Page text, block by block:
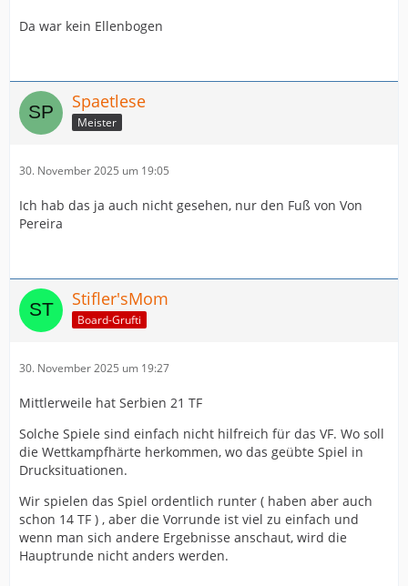
Da war kein Ellenbogen
Spaetlese
Meister
30. November 2025 um 19:05
Ich hab das ja auch nicht gesehen, nur den Fuß von Von
Pereira
Stifler'sMom
Board-Grufti
30. November 2025 um 19:27
Mittlerweile hat Serbien 21 TF
Solche Spiele sind einfach nicht hilfreich für das VF. Wo soll
die Wettkampfhärte herkommen, wo das geübte Spiel in
Drucksituationen.
Wir spielen das Spiel ordentlich runter ( haben aber auch
schon 14 TF ) , aber die Vorrunde ist viel zu einfach und
wenn man sich andere Ergebnisse anschaut, wird die
Hauptrunde nicht anders werden.